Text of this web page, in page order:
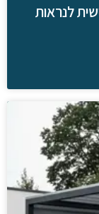
לנראות